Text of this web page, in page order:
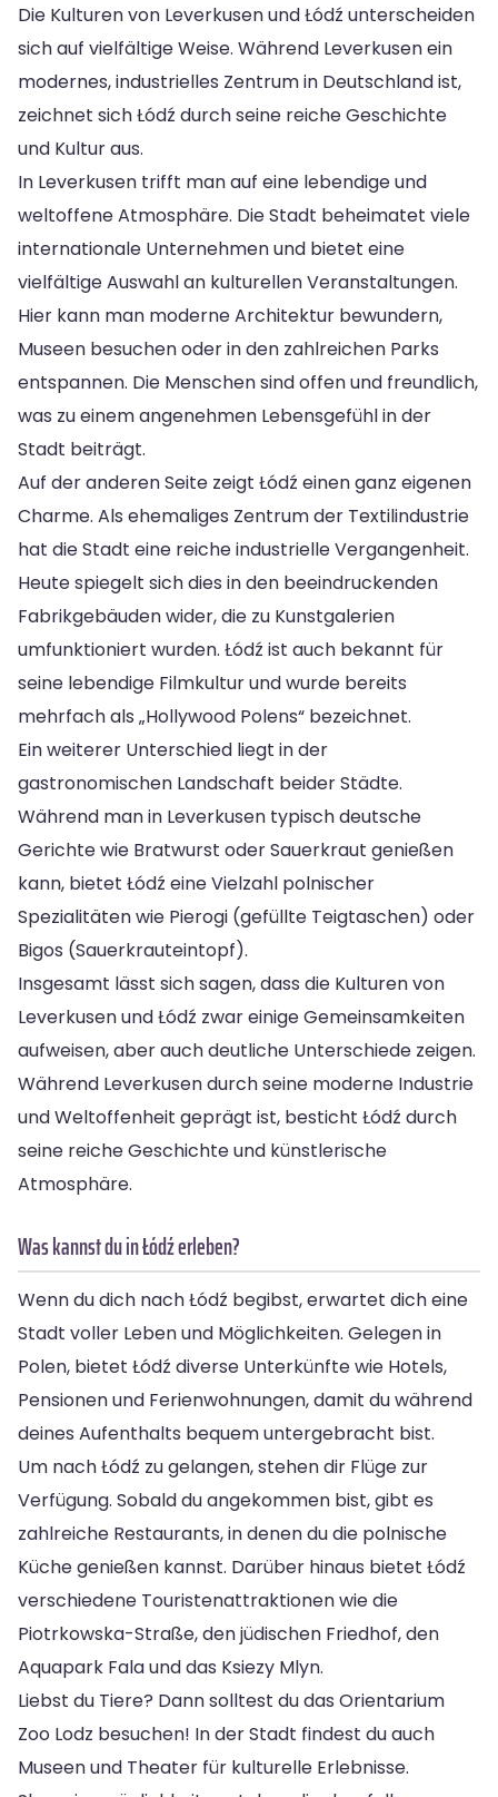
Die Kulturen von Leverkusen und Łódź unterscheiden
sich auf vielfältige Weise. Während Leverkusen ein
modernes, industrielles Zentrum in Deutschland ist,
zeichnet sich Łódź durch seine reiche Geschichte
und Kultur aus.
In Leverkusen trifft man auf eine lebendige und
weltoffene Atmosphäre. Die Stadt beheimatet viele
internationale Unternehmen und bietet eine
vielfältige Auswahl an kulturellen Veranstaltungen.
Hier kann man moderne Architektur bewundern,
Museen besuchen oder in den zahlreichen Parks
entspannen. Die Menschen sind offen und freundlich,
was zu einem angenehmen Lebensgefühl in der
Stadt beiträgt.
Auf der anderen Seite zeigt Łódź einen ganz eigenen
Charme. Als ehemaliges Zentrum der Textilindustrie
hat die Stadt eine reiche industrielle Vergangenheit.
Heute spiegelt sich dies in den beeindruckenden
Fabrikgebäuden wider, die zu Kunstgalerien
umfunktioniert wurden. Łódź ist auch bekannt für
seine lebendige Filmkultur und wurde bereits
mehrfach als „Hollywood Polens“ bezeichnet.
Ein weiterer Unterschied liegt in der
gastronomischen Landschaft beider Städte.
Während man in Leverkusen typisch deutsche
Gerichte wie Bratwurst oder Sauerkraut genießen
kann, bietet Łódź eine Vielzahl polnischer
Spezialitäten wie Pierogi (gefüllte Teigtaschen) oder
Bigos (Sauerkrauteintopf).
Insgesamt lässt sich sagen, dass die Kulturen von
Leverkusen und Łódź zwar einige Gemeinsamkeiten
aufweisen, aber auch deutliche Unterschiede zeigen.
Während Leverkusen durch seine moderne Industrie
und Weltoffenheit geprägt ist, besticht Łódź durch
seine reiche Geschichte und künstlerische
Atmosphäre.
Was kannst du in Łódź erleben?
Wenn du dich nach Łódź begibst, erwartet dich eine
Stadt voller Leben und Möglichkeiten. Gelegen in
Polen, bietet Łódź diverse Unterkünfte wie Hotels,
Pensionen und Ferienwohnungen, damit du während
deines Aufenthalts bequem untergebracht bist.
Um nach Łódź zu gelangen, stehen dir Flüge zur
Verfügung. Sobald du angekommen bist, gibt es
zahlreiche Restaurants, in denen du die polnische
Küche genießen kannst. Darüber hinaus bietet Łódź
verschiedene Touristenattraktionen wie die
Piotrkowska-Straße, den jüdischen Friedhof, den
Aquapark Fala und das Ksiezy Mlyn.
Liebst du Tiere? Dann solltest du das Orientarium
Zoo Lodz besuchen! In der Stadt findest du auch
Museen und Theater für kulturelle Erlebnisse.